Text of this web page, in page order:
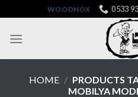
to
content
WOODNOX 0533
HOME / PRODUCTS
MOBILYA